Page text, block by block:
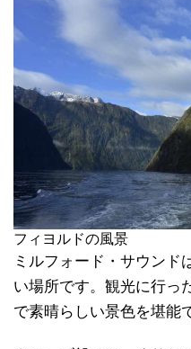
フィヨルドの風景
ミルフォード・サウンド
い場所です。観光に行っ
で素晴らしい景色を堪能